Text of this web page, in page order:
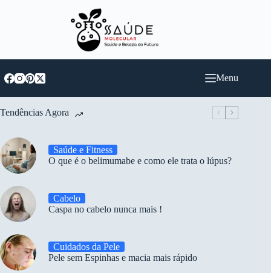
Menu
Tendências Agora
Saúde e Fitness
O que é o belimumabe e como ele trata o lúpus?
Cabelo
Caspa no cabelo nunca mais !
Cuidados da Pele
Pele sem Espinhas e macia mais rápido